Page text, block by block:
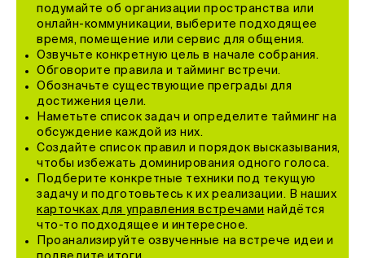
подумайте об организации пространства или
онлайн-коммуникации, выберите подходящее
время, помещение или сервис для общения.
Озвучьте конкретную цель в начале собрания.
Обговорите правила и тайминг встречи.
Обозначьте существующие преграды для
достижения цели.
Наметьте список задач и определите тайминг на
обсуждение каждой из них.
Создайте список правил и порядок высказывания,
чтобы избежать доминирования одного голоса.
Подберите конкретные техники под текущую
задачу и подготовьтесь к их реализации. В наших
карточках для управления встречами найдётся
что-то подходящее и интересное.
Проанализируйте озвученные на встрече идеи и